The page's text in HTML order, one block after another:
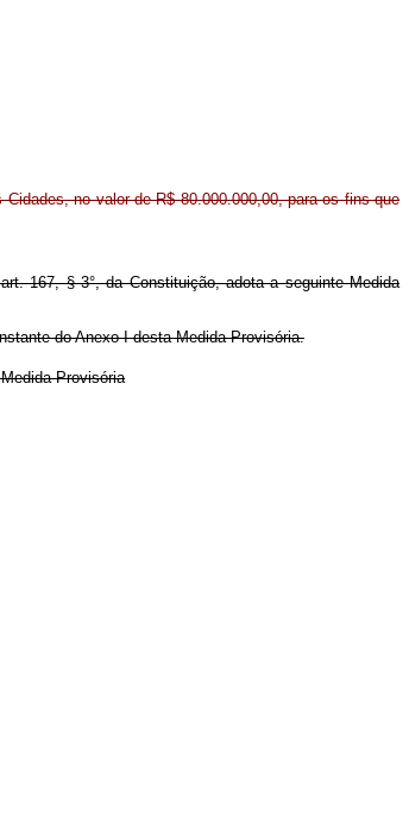
no valor de R$ 80.000.000,00, para os fins que
167, § 3°, da Constituição, adota a seguinte Medida
do Anexo I desta Medida Provisória.
Provisória